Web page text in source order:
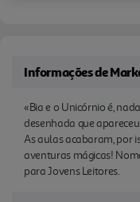
Informações de
«Bia e o Unicórnio é,
desenhada que
As aulas acabaram, por
aventuras mágicas!
para Jovens Leitores.